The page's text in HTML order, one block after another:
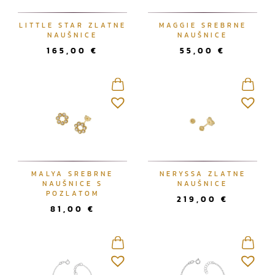
LITTLE STAR ZLATNE
NAUŠNICE
165,00 €
MAGGIE SREBRNE
NAUŠNICE
55,00 €
MALYA SREBRNE
NAUŠNICE S
POZLATOM
81,00 €
NERYSSA ZLATNE
NAUŠNICE
219,00 €